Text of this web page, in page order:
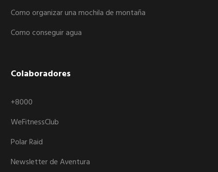
Como organizar una mochila de montaña
Como conseguir agua
Colaboradores
+8000
WeFitnessClub
Polar Raid
Newsletter de Aventura